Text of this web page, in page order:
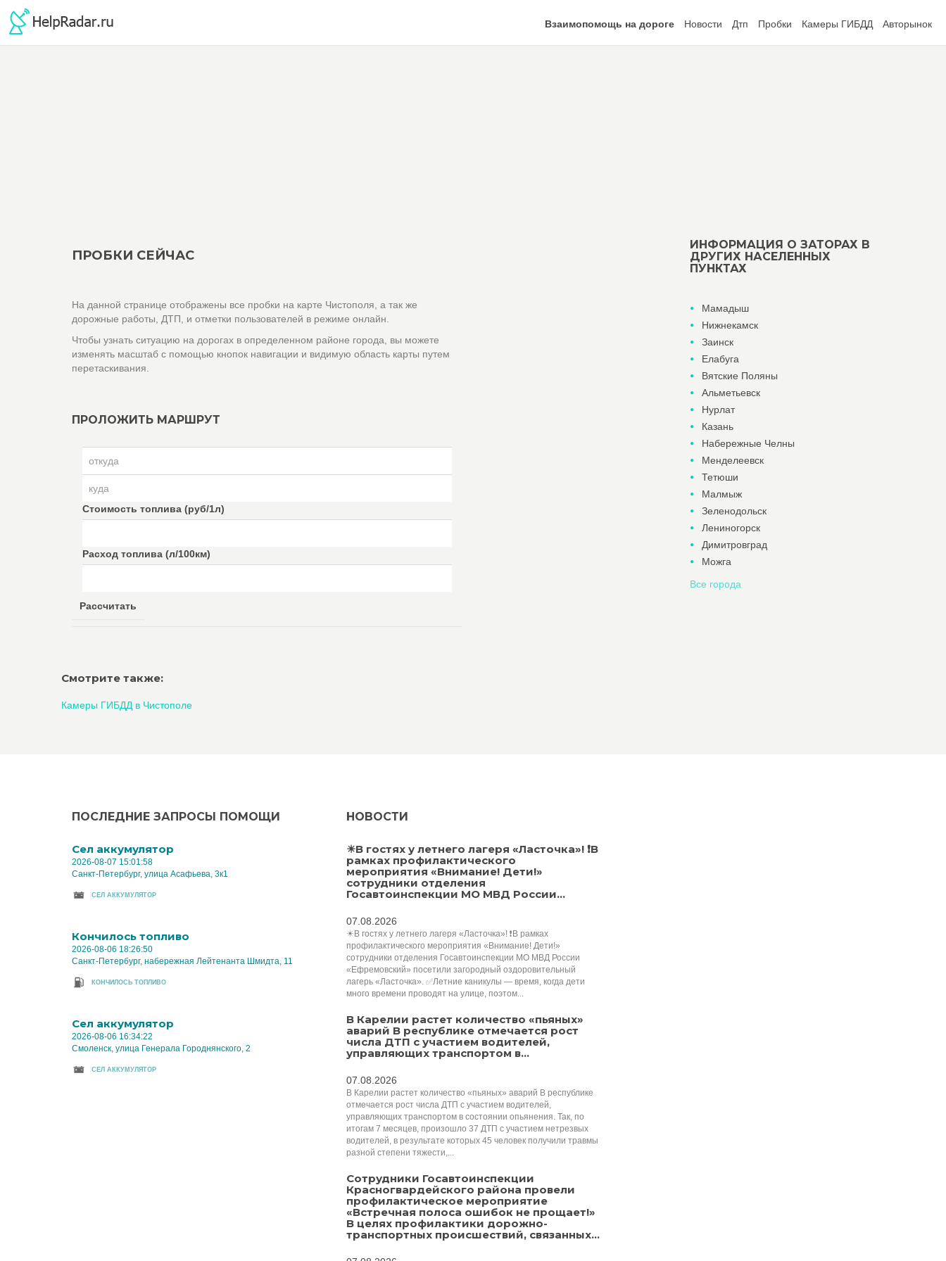
Взаимопомощь на дороге Новости Дтп Пробки Камеры ГИБДД Авторынок
ПРОБКИ СЕЙЧАС
На данной странице отображены все пробки на карте Чистополя, а так же
дорожные работы, ДТП, и отметки пользователей в режиме онлайн.
Чтобы узнать ситуацию на дорогах в определенном районе города, вы можете
изменять масштаб с помощью кнопок навигации и видимую область карты путем
перетаскивания.
ПРОЛОЖИТЬ МАРШРУТ
Стоимость топлива (руб/1л)
Расход топлива (л/100км)
Рассчитать
Смотрите также:
Камеры ГИБДД в Чистополе
ИНФОРМАЦИЯ О ЗАТОРАХ В
ДРУГИХ НАСЕЛЕННЫХ
ПУНКТАХ
Мамадыш
Нижнекамск
Заинск
Елабуга
Вятские Поляны
Альметьевск
Нурлат
Казань
Набережные Челны
Менделеевск
Тетюши
Малмыж
Зеленодольск
Лениногорск
Димитровград
Можга
Все города
ПОСЛЕДНИЕ ЗАПРОСЫ ПОМОЩИ
Cел аккумулятор
2026-08-07 15:01:58
Санкт-Петербург, улица Асафьева, 3к1
CЕЛ АККУМУЛЯТОР
Кончилось топливо
2026-08-06 18:26:50
Санкт-Петербург, набережная Лейтенанта Шмидта, 11
КОНЧИЛОСЬ ТОПЛИВО
Cел аккумулятор
2026-08-06 16:34:22
Смоленск, улица Генерала Городнянского, 2
CЕЛ АККУМУЛЯТОР
НОВОСТИ
☀В гостях у летнего лагеря «Ласточка»! ❗В
рамках профилактического
мероприятия «Внимание! Дети!»
сотрудники отделения
Госавтоинспекции МО МВД России...
07.08.2026
☀В гостях у летнего лагеря «Ласточка»! ❗В рамках
профилактического мероприятия «Внимание! Дети!»
сотрудники отделения Госавтоинспекции МО МВД России
«Ефремовский» посетили загородный оздоровительный
лагерь «Ласточка». ✅Летние каникулы — время, когда дети
много времени проводят на улице, поэтом...
В Карелии растет количество «пьяных»
аварий В республике отмечается рост
числа ДТП с участием водителей,
управляющих транспортом в...
07.08.2026
В Карелии растет количество «пьяных» аварий В республике
отмечается рост числа ДТП с участием водителей,
управляющих транспортом в состоянии опьянения. Так, по
итогам 7 месяцев, произошло 37 ДТП с участием нетрезвых
водителей, в результате которых 45 человек получили травмы
разной степени тяжести,...
Сотрудники Госавтоинспекции
Красногвардейского района провели
профилактическое мероприятие
«Встречная полоса ошибок не прощает!»
В целях профилактики дорожно-
транспортных происшествий, связанных...